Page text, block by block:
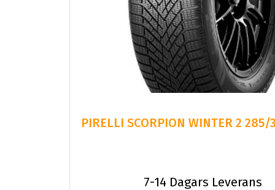
PIRELLI SCORPION WINTER 2 285/
7-14 Dagars Leverans